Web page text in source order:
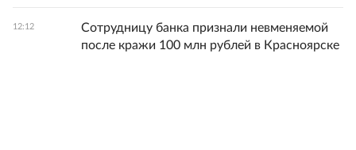
12:12
Сотрудницу банка признали невменяемой
после кражи 100 млн рублей в Красноярске